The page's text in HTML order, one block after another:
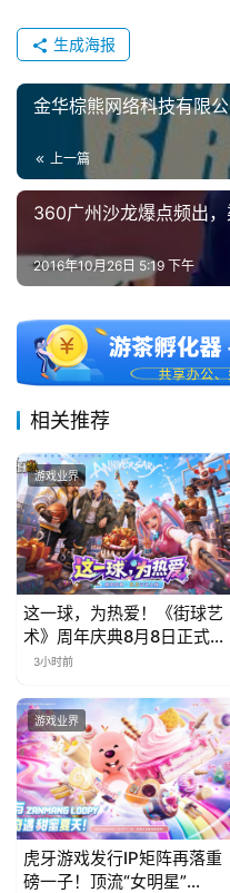
生成海报
金华棕熊网络科技有限
上一篇
360广州沙龙爆点频出
2016年10月26日 5:19 下午
相关推荐
游戏业界
这一球，为热爱！《街球艺
术》周年庆典8月8日正式上
线，多重福利与全新内容同
3小时前
游戏业界
虎牙游戏发行IP矩阵再落重
磅一子！顶流“女明星”